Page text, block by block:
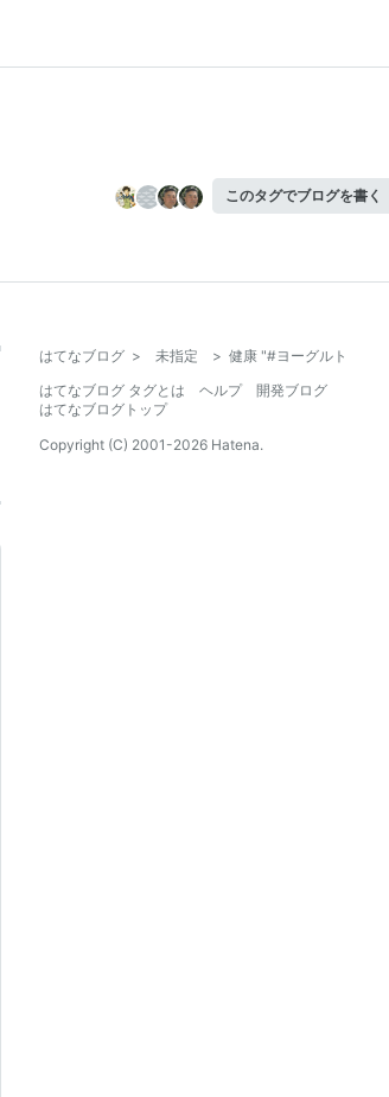
このタグでブログを書く
はてなブログ > 未指定 > 健康 "#ヨーグルト
はてなブログ タグとは
ヘルプ
開発ブログ
はてなブログトップ
Copyright (C) 2001-2026 Hatena.